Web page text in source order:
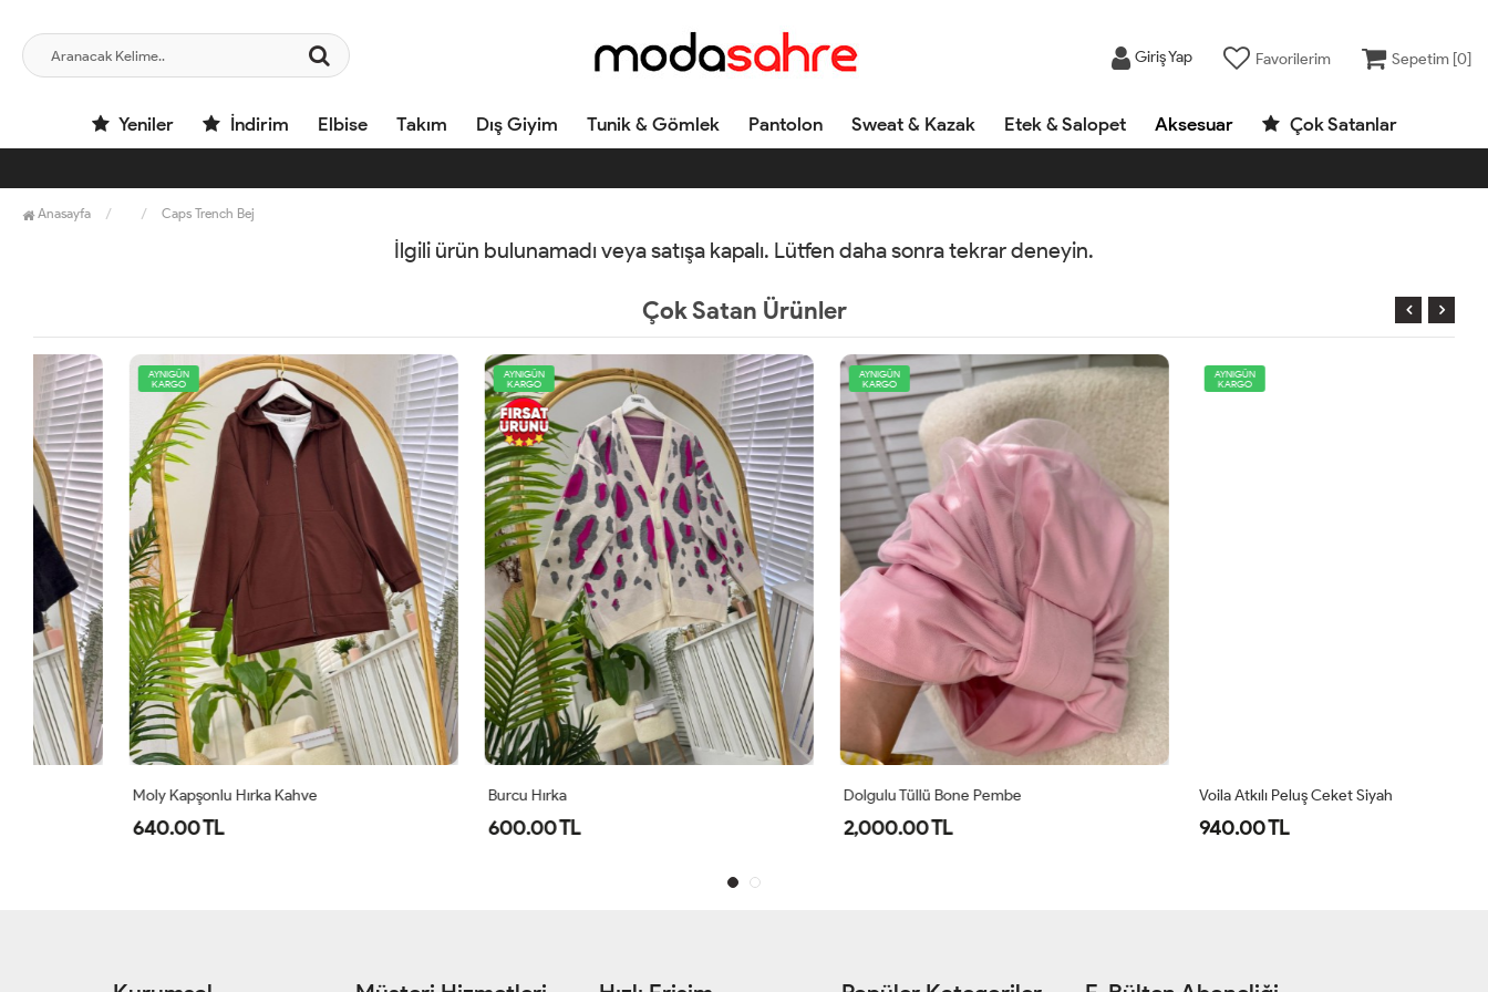
Giriş Yap Favorilerim Sepetim [0]
Yeniler İndirim Elbise Takım Dış Giyim Tunik & Gömlek Pantolon Sweat & Kazak Etek & Salopet Aksesuar Çok Satanlar
Anasayfa Caps Trench Bej
İlgili ürün bulunamadı veya satışa kapalı. Lütfen daha sonra tekrar deneyin.
Çok Satan Ürünler
AYNIGÜN
KARGO
Moly Kapşonlu Hırka Kahve
640.00 TL
AYNIGÜN
KARGO
600.00 TL
AYNIGÜN
KARGO
Dolgulu Tüllü Bone Pembe
2,000.00 TL
AYNIGÜN
Voila Atkılı Peluş Ceket Siyah
940.00 TL